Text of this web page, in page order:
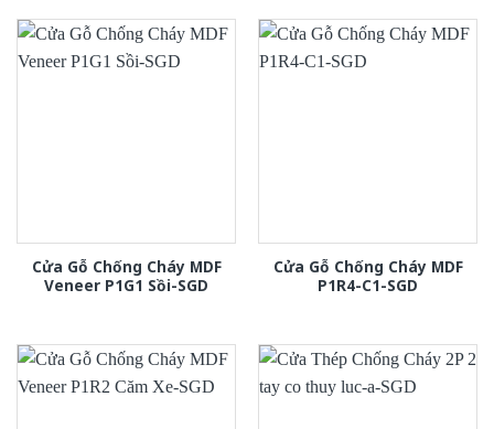
Cửa Gỗ Chống Cháy MDF
Veneer P1G1 Sồi-SGD
Cửa Gỗ Chống Cháy MDF
P1R4-C1-SGD